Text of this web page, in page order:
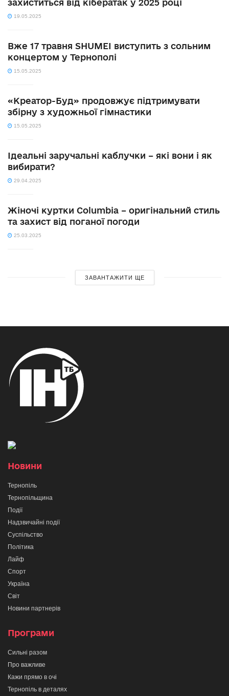
захиститься від кібератак у 2025 році
19.05.2025
Вже 17 травня SHUMEI виступить з сольним
концертом у Тернополі
15.05.2025
«Креатор-Буд» продовжує підтримувати
збірну з художньої гімнастики
15.05.2025
Ідеальні заручальні каблучки – які вони і як
вибирати?
29.04.2025
Жіночі куртки Columbia – оригінальний стиль
та захист від поганої погоди
25.03.2025
ЗАВАНТАЖИТИ ЩЕ
Новини
Тернопіль
Тернопільщина
Події
Надзвичайні події
Суспільство
Політика
Лайф
Спорт
Україна
Світ
Новини партнерів
Програми
Сильні разом
Про важливе
Кажи прямо в очі
Тернопіль в деталях